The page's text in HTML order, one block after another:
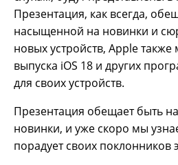
Презентация, как всегда,
насыщенной на новинки и
новых устройств, Apple
выпуска iOS 18 и других
для своих устройств.
Презентация обещает быть
новинки, и уже скоро мы
порадует своих поклонников